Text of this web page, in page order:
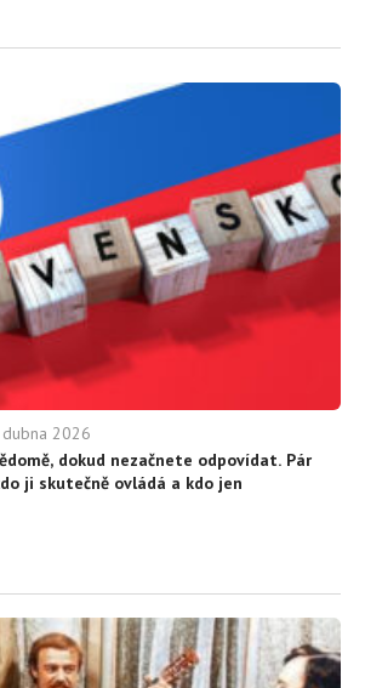
2026
dokud nezačnete odpovídat. Pár
ji skutečně ovládá a kdo jen